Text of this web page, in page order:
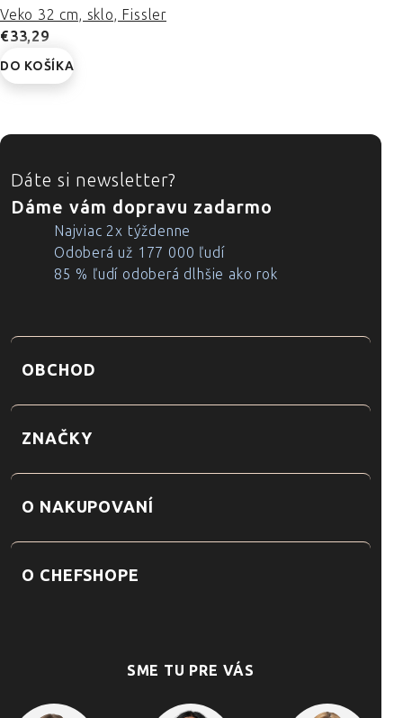
Veko 32 cm, sklo, Fissler
€33,29
DO KOŠÍKA
ZÁPÄTIE
Dáte si newsletter?
Dáme vám dopravu zadarmo
Najviac 2x týždenne
Odoberá už 177 000 ľudí
85 % ľudí odoberá dlhšie ako rok
OBCHOD
ZNAČKY
O NAKUPOVANÍ
O CHEFSHOPE
SME TU PRE VÁS